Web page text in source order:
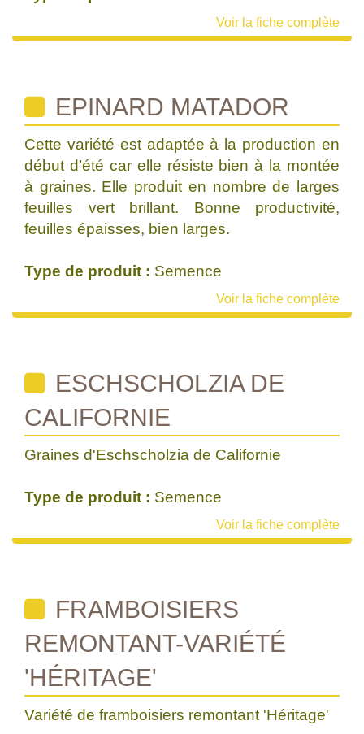
Voir la fiche complète
EPINARD MATADOR
Cette variété est adaptée à la production en
début d’été car elle résiste bien à la montée
à graines. Elle produit en nombre de larges
feuilles vert brillant. Bonne productivité,
feuilles épaisses, bien larges.
Type de produit : Semence
Voir la fiche complète
ESCHSCHOLZIA DE
CALIFORNIE
Graines d'Eschscholzia de Californie
Type de produit : Semence
Voir la fiche complète
FRAMBOISIERS
REMONTANT-VARIÉTÉ
'HÉRITAGE'
Variété de framboisiers remontant 'Héritage'